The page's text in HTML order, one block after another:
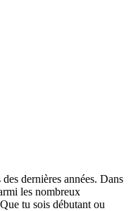
dernières années. Dans
les nombreux
tu sois débutant ou